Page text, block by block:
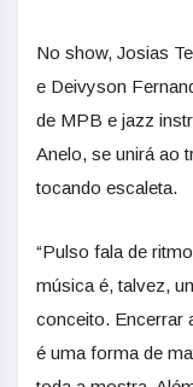
No show, Josias
e Deivyson
de MPB e jazz
Anelo, se unirá ao
tocando escaleta.
“Pulso fala de
música é, talvez,
conceito. Encerrar
é uma forma de